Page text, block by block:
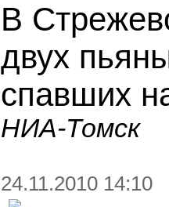
В
двух
спавших
НИА-Томск
24.11.2010 14:10